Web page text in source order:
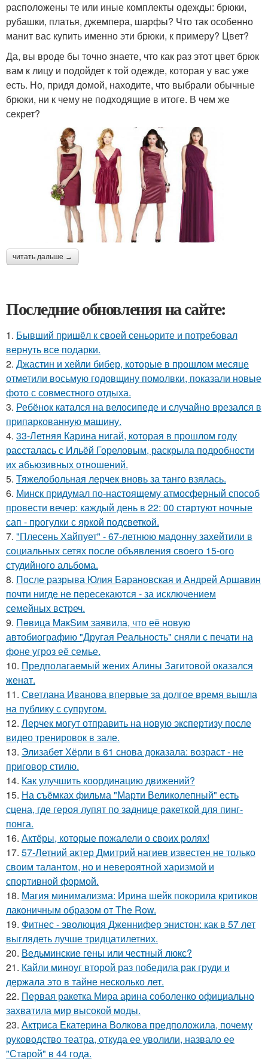
расположены те или иные комплекты одежды: брюки,
рубашки, платья, джемпера, шарфы? Что так особенно
манит вас купить именно эти брюки, к примеру? Цвет?
Да, вы вроде бы точно знаете, что как раз этот цвет брюк
вам к лицу и подойдет к той одежде, которая у вас уже
есть. Но, придя домой, находите, что выбрали обычные
брюки, ни к чему не подходящие в итоге. В чем же
секрет?
читать дальше →
Последние обновления на сайте:
1. Бывший пришёл к своей сеньорите и потребовал
вернуть все подарки.
2. Джастин и хейли бибер, которые в прошлом месяце
отметили восьмую годовщину помолвки, показали новые
фото с совместного отдыха.
3. Ребёнок катался на велосипеде и случайно врезался в
припаркованную машину.
4. 33-Летняя Карина нигай, которая в прошлом году
рассталась с Ильёй Гореловым, раскрыла подробности
их абьюзивных отношений.
5. Тяжелобольная лерчек вновь за танго взялась.
6. Минск придумал по-настоящему атмосферный способ
провести вечер: каждый день в 22: 00 стартуют ночные
сап - прогулки с яркой подсветкой.
7. "Плесень Хайпует" - 67-летнюю мадонну захейтили в
социальных сетях после объявления своего 15-ого
студийного альбома.
8. После разрыва Юлия Барановская и Андрей Аршавин
почти нигде не пересекаются - за исключением
семейных встреч.
9. Пeвица MакSим заявила, что её новую
автобиографию "Другая Реальность" сняли с печати на
фоне угроз её семье.
10. Предполагаемый жених Алины Загитовой оказался
женат.
11. Светлана Иванова впервые за долгое время вышла
на публику с супругом.
12. Лерчек могут отправить на новую экспертизу после
видео тренировок в зале.
13. Элизабет Хёрли в 61 снова доказала: возраст - не
приговор стилю.
14. Как улучшить координацию движений?
15. На съёмках фильма "Марти Великолепный" есть
сцена, где героя лупят по заднице ракеткой для пинг-
понга.
16. Актёры, которые пожалели о своих ролях!
17. 57-Летний актер Дмитрий нагиев известен не только
своим талантом, но и невероятной харизмой и
спортивной формой.
18. Магия минимализма: Ирина шейк покорила критиков
лаконичным образом от The Row.
19. Фитнес - эволюция Дженнифер энистон: как в 57 лет
выглядеть лучше тридцатилетних.
20. Ведьминские гены или честный люкс?
21. Кайли миноуг второй раз победила рак груди и
держала это в тайне несколько лет.
22. Первая ракетка Мира арина соболенко официально
захватила мир высокой моды.
23. Актриса Екатерина Волкова предположила, почему
руководство театра, откуда ее уволили, назвало ее
"Старой" в 44 года.